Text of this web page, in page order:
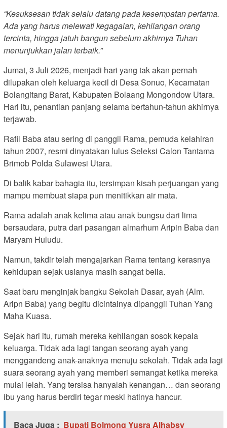
“Kesuksesan tidak selalu datang pada kesempatan pertama.
Ada yang harus melewati kegagalan, kehilangan orang
tercinta, hingga jatuh bangun sebelum akhirnya Tuhan
menunjukkan jalan terbaik.”
Jumat, 3 Juli 2026, menjadi hari yang tak akan pernah
dilupakan oleh keluarga kecil di Desa Sonuo, Kecamatan
Bolangitang Barat, Kabupaten Bolaang Mongondow Utara.
Hari itu, penantian panjang selama bertahun-tahun akhirnya
terjawab.
Rafil Baba atau sering di panggil Rama, pemuda kelahiran
tahun 2007, resmi dinyatakan lulus Seleksi Calon Tantama
Brimob Polda Sulawesi Utara.
Di balik kabar bahagia itu, tersimpan kisah perjuangan yang
mampu membuat siapa pun menitikkan air mata.
Rama adalah anak kelima atau anak bungsu dari lima
bersaudara, putra dari pasangan almarhum Aripin Baba dan
Maryam Huludu.
Namun, takdir telah mengajarkan Rama tentang kerasnya
kehidupan sejak usianya masih sangat belia.
Saat baru menginjak bangku Sekolah Dasar, ayah (Alm.
Aripn Baba) yang begitu dicintainya dipanggil Tuhan Yang
Maha Kuasa.
Sejak hari itu, rumah mereka kehilangan sosok kepala
keluarga. Tidak ada lagi tangan seorang ayah yang
menggandeng anak-anaknya menuju sekolah. Tidak ada lagi
suara seorang ayah yang memberi semangat ketika mereka
mulai lelah. Yang tersisa hanyalah kenangan… dan seorang
ibu yang harus berdiri tegar meski hatinya hancur.
Baca Juga : Bupati Bolmong Yusra Alhabsy